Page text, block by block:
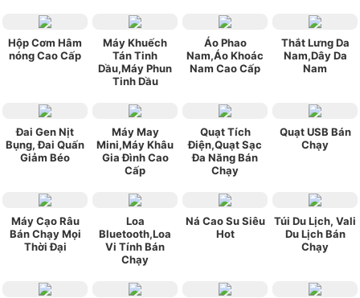
Hộp Cơm Hâm
nóng Cao Cấp
Máy Khuếch
Tán Tinh
Dầu,Máy Phun
Tinh Dầu
Áo Phao
Nam,Áo Khoác
Nam Cao Cấp
Thắt Lưng Da
Nam,Dây Da
Nam
Đai Gen Nịt
Bụng, Đai Quấn
Giảm Béo
Máy May
Mini,Máy Khâu
Gia Đình Cao
Cấp
Quạt Tích
Điện,Quạt Sạc
Đa Năng Bán
Chạy
Quạt USB Bán
Chạy
Máy Cạo Râu
Bán Chạy Mọi
Thời Đại
Loa
Bluetooth,Loa
Vi Tính Bán
Chạy
Ná Cao Su Siêu
Hot
Túi Du Lịch, Vali
Du Lịch Bán
Chạy